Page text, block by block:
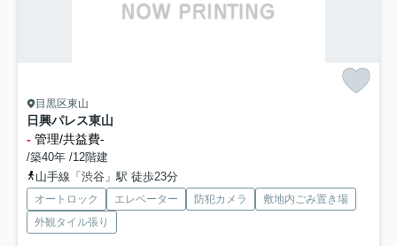
目黒区東山
日興パレス東山
- 管理/共益費-
/築40年 /12階建
山手線「渋谷」駅 徒歩23分
オートロック エレベーター 防犯カメラ
敷地内ごみ置き場
外観タイル張り